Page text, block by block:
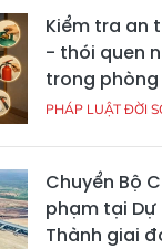
Kiểm tra an
- thói quen
trong
PHÁP LUẬT ĐỜI
Chuyển Bộ
phạm tại Dự
Thành giai